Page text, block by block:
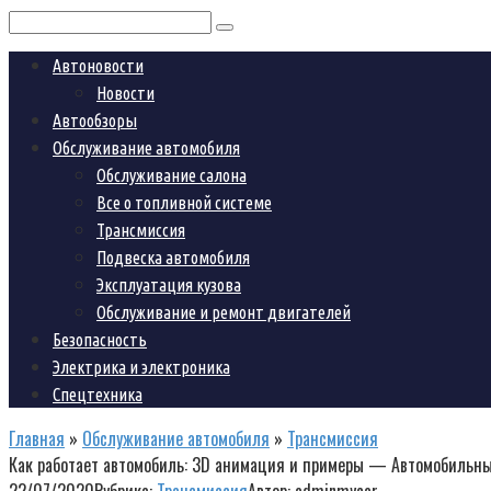
Поиск:
Автоновости
Новости
Автообзоры
Обслуживание автомобиля
Обслуживание салона
Все о топливной системе
Трансмиссия
Подвеска автомобиля
Эксплуатация кузова
Обслуживание и ремонт двигателей
Безопасность
Электрика и электроника
Спецтехника
Главная » Обслуживание автомобиля » Трансмиссия
Как работает автомобиль: 3D анимация и примеры —